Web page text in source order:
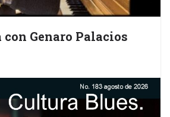
Genaro Palacios